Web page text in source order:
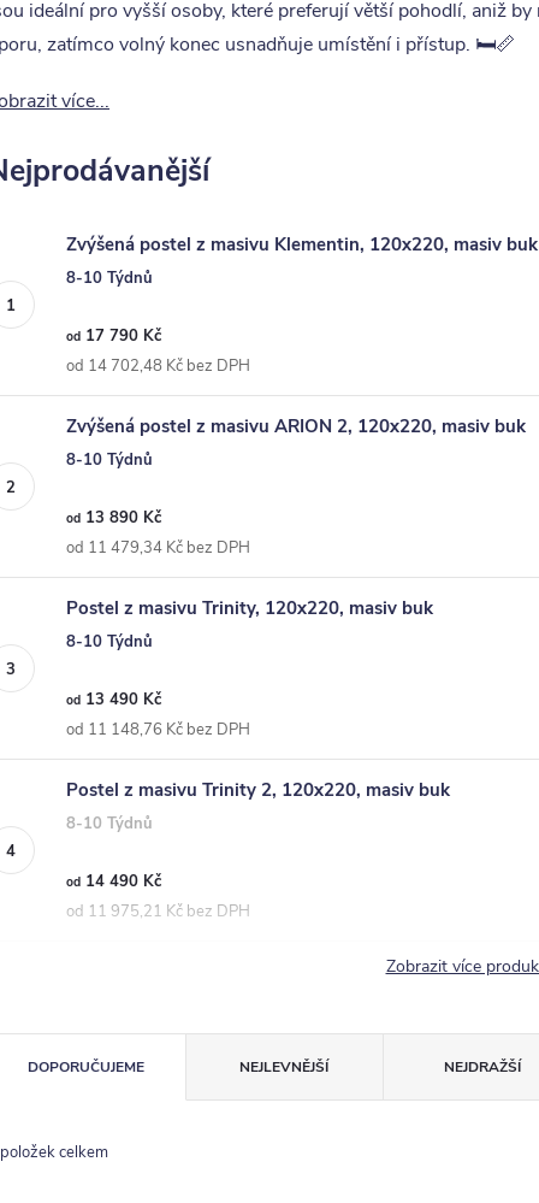
ideální pro vyšší osoby, které preferují větší pohodlí, aniž
zatímco volný konec usnadňuje umístění i přístup. 🛏️📏
více...
Zvýšená postel z masivu Klementin, 120x220, masiv buk
8-10 Týdnů
od 17 790 Kč
od 14 702,48 Kč bez DPH
Zvýšená postel z masivu ARION 2, 120x220, masiv buk
8-10 Týdnů
od 13 890 Kč
od 11 479,34 Kč bez DPH
Postel z masivu Trinity, 120x220, masiv buk
8-10 Týdnů
od 13 490 Kč
od 11 148,76 Kč bez DPH
Postel z masivu Trinity 2, 120x220, masiv buk
8-10 Týdnů
od 14 490 Kč
od 11 975,21 Kč bez DPH
Zobrazit více
DOPORUČUJEME NEJLEVNĚJŠÍ NEJDRAŽŠÍ
položek celkem